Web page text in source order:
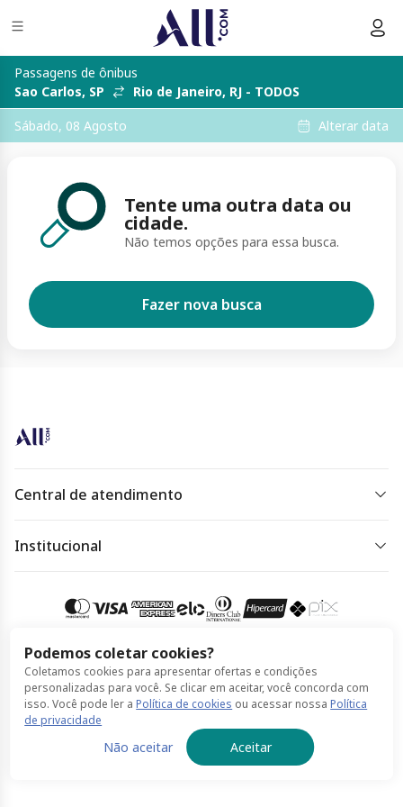
Passagens de ônibus
Sao Carlos, SP
Rio de Janeiro, RJ - TODOS
Sábado, 08 Agosto
Alterar data
Tente uma outra data ou
cidade.
Não temos opções para essa busca.
Fazer nova busca
Podemos coletar cookies?
Coletamos cookies para apresentar ofertas e condições
personalizadas para você. Se clicar em aceitar, você concorda com
isso. Você pode ler aPolítica de cookies ou acessar nossaPolítica
de privacidade
Não aceitar Aceitar
Central de atendimento
Sábado, domingo e feriado das 09h às 18h.
atendimento
Institucional
Política de Cookies
Compra 100% segura
© Accor feito por ClickBus 2026
Política de Cookies Termos de Uso